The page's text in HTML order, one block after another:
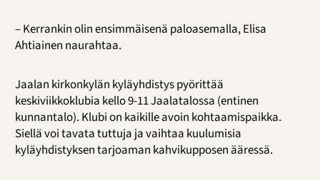
– Kerrankin olin ensimmäisenä paloasemalla, Elisa
Ahtiainen naurahtaa.
Jaalan kirkonkylän kyläyhdistys pyörittää
keskiviikkoklubia kello 9-11 Jaalatalossa (entinen
kunnantalo). Klubi on kaikille avoin kohtaamispaikka.
Siellä voi tavata tuttuja ja vaihtaa kuulumisia
kyläyhdistyksen tarjoaman kahvikupposen ääressä.